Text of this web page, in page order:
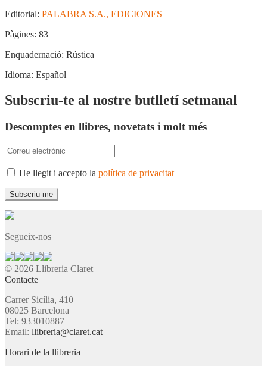
Editorial: PALABRA S.A., EDICIONES
Pàgines: 83
Enquadernació: Rústica
Idioma: Español
Subscriu-te al nostre butlletí setmanal
Descomptes en llibres, novetats i molt més
He llegit i accepto la política de privacitat
Segueix-nos
© 2026 Llibreria Claret
Contacte
Carrer Sicília, 410
08025 Barcelona
Tel: 933010887
Email: llibreria@claret.cat
Horari de la llibreria